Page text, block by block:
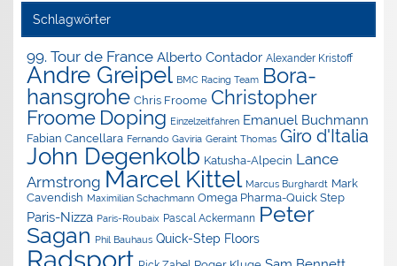
Schlagwörter
99. Tour de France Alberto Contador Alexander Kristoff
Andre Greipel BMC Racing Team Bora-
hansgrohe Chris Froome Christopher
Froome Doping Einzelzeitfahren Emanuel Buchmann
Fabian Cancellara Fernando Gaviria Geraint Thomas Giro d'Italia
John Degenkolb Katusha-Alpecin Lance
Armstrong Marcel Kittel Marcus Burghardt Mark
Cavendish Maximilian Schachmann Omega Pharma-Quick Step
Paris-Nizza Paris-Roubaix Pascal Ackermann Peter
Sagan Phil Bauhaus Quick-Step Floors
Radsport